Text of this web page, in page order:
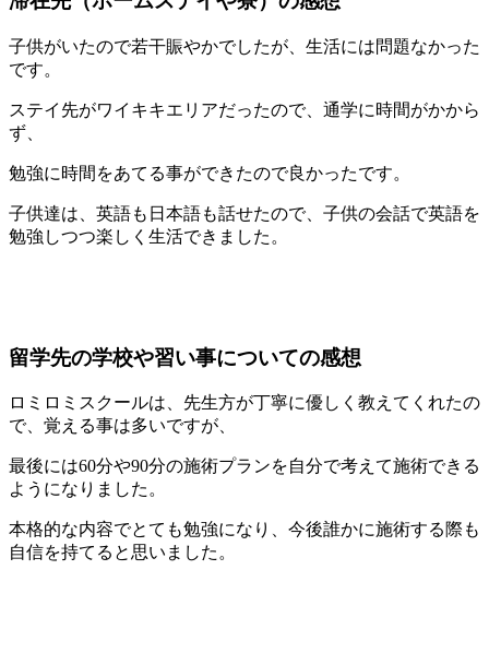
子供がいたので若干賑やかでしたが、生活には問題なかった
です。
ステイ先がワイキキエリアだったので、通学に時間がかから
ず、
勉強に時間をあてる事ができたので良かったです。
子供達は、英語も日本語も話せたので、子供の会話で英語を
勉強しつつ楽しく生活できました。
留学先の学校や習い事についての感想
ロミロミスクールは、先生方が丁寧に優しく教えてくれたの
で、覚える事は多いですが、
最後には60分や90分の施術プランを自分で考えて施術できる
ようになりました。
本格的な内容でとても勉強になり、今後誰かに施術する際も
自信を持てると思いました。